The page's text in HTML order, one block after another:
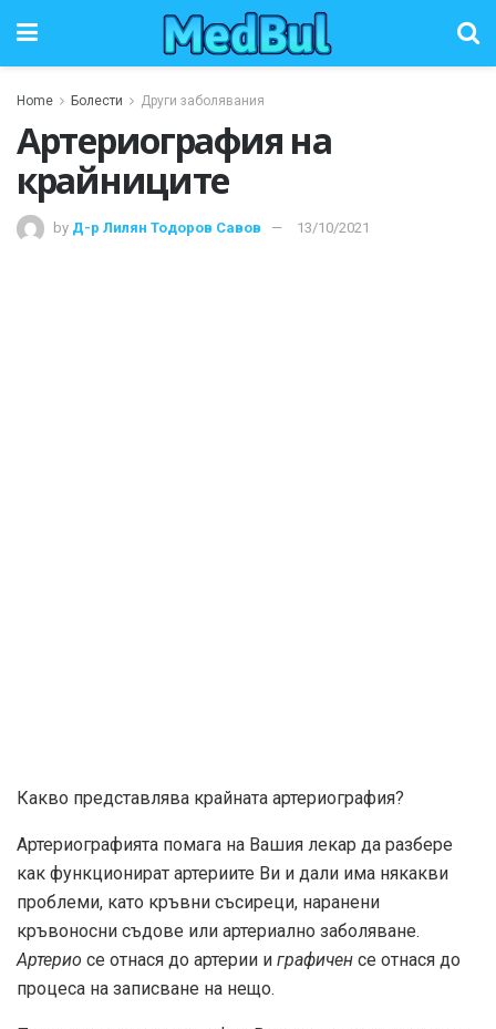
Home Болести Други заболявания
Артериография на
крайниците
by Д-р Лилян Тодоров Савов 13/10/2021
Какво представлява крайната артериография?
Артериографията помага на Вашия лекар да разбере
как функционират артериите Ви и дали има някакви
проблеми, като кръвни съсиреци, наранени
кръвоносни съдове или артериално заболяване.
Артерио се отнася до артерии и графичен се отнася до
процеса на записване на нещо.